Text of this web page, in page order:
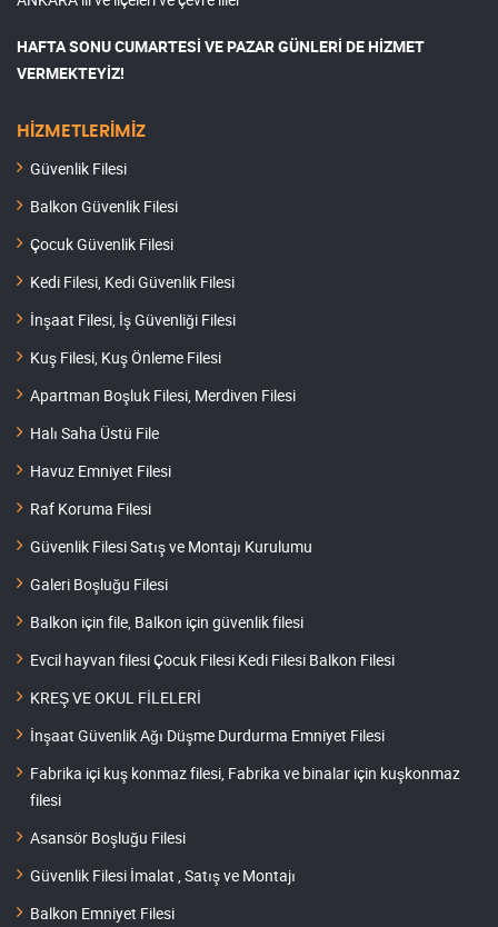
HAFTA SONU CUMARTESİ VE PAZAR GÜNLERİ DE HİZMET
VERMEKTEYİZ!
HİZMETLERİMİZ
Güvenlik Filesi
Balkon Güvenlik Filesi
Çocuk Güvenlik Filesi
Kedi Filesi, Kedi Güvenlik Filesi
İnşaat Filesi, İş Güvenliği Filesi
Kuş Filesi, Kuş Önleme Filesi
Apartman Boşluk Filesi, Merdiven Filesi
Halı Saha Üstü File
Havuz Emniyet Filesi
Raf Koruma Filesi
Güvenlik Filesi Satış ve Montajı Kurulumu
Galeri Boşluğu Filesi
Balkon için file, Balkon için güvenlik filesi
Evcil hayvan filesi Çocuk Filesi Kedi Filesi Balkon Filesi
KREŞ VE OKUL FİLELERİ
İnşaat Güvenlik Ağı Düşme Durdurma Emniyet Filesi
Fabrika içi kuş konmaz filesi, Fabrika ve binalar için kuşkonmaz
filesi
Asansör Boşluğu Filesi
Güvenlik Filesi İmalat , Satış ve Montajı
Balkon Emniyet Filesi